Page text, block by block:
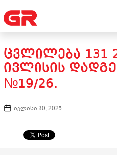
ᲪᲕᲚᲘᲚᲔᲑᲐ 131
ᲘᲕᲚᲘᲡᲘᲡ
№19/26.
ივლისი 30, 2025